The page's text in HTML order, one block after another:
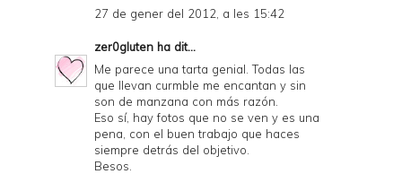
27 de gener del 2012, a les 15:42
zer0gluten ha dit...
Me parece una tarta genial. Todas las
que llevan curmble me encantan y sin
son de manzana con más razón.
Eso sí, hay fotos que no se ven y es una
pena, con el buen trabajo que haces
siempre detrás del objetivo.
Besos.